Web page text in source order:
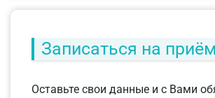
Записаться на приём
Оставьте свои данные и с Вами